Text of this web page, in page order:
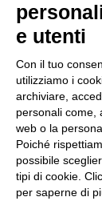
Recent Posts
e utenti
Con il tuo
utilizziamo i
archiviare,
personali come,
web o la
Poiché
possibile
tipi di cookie.
per saperne di